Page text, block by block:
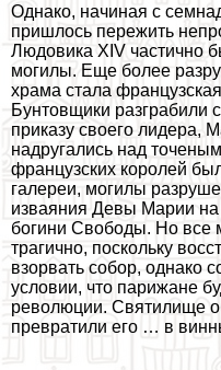
Однако, начиная с
пришлось пережить
Людовика XIV частично
могилы. Еще более
храма стала
Бунтовщики разграбили
приказу своего лидера,
надругались над
французских королей
галереи, могилы
изваяния Девы Марии на
богини Свободы. Но все
трагично, поскольку
взорвать собор, однако
условии, что парижане
революции. Святилище
превратили его … в